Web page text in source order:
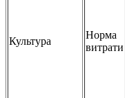
Культура
Норма
витрати